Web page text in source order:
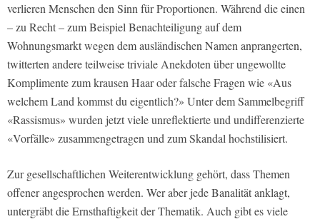
verlieren Menschen den Sinn für Proportionen. Während die einen
– zu Recht – zum Beispiel Benachteiligung auf dem
Wohnungsmarkt wegen dem ausländischen Namen anprangerten,
twitterten andere teilweise triviale Anekdoten über ungewollte
Komplimente zum krausen Haar oder falsche Fragen wie «Aus
welchem Land kommst du eigentlich?» Unter dem Sammelbegriff
«Rassismus» wurden jetzt viele unreflektierte und undifferenzierte
«Vorfälle» zusammengetragen und zum Skandal hochstilisiert.
Zur gesellschaftlichen Weiterentwicklung gehört, dass Themen
offener angesprochen werden. Wer aber jede Banalität anklagt,
untergräbt die Ernsthaftigkeit der Thematik. Auch gibt es viele